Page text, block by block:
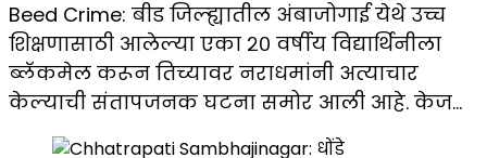
Beed Crime: बीड जिल्ह्यातील अंबाजोगाई येथे उच्च
शिक्षणासाठी आलेल्या एका २० वर्षीय विद्यार्थिनीला
ब्लॅकमेल करून तिच्यावर नराधमांनी अत्याचार
केल्याची संतापजनक घटना समोर आली आहे. केज…